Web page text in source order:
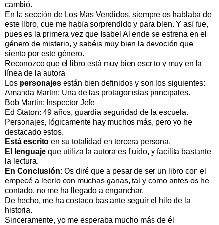
cambió.
En la sección de Los Más Vendidos, siempre os hablaba de
este libro, que me había sorprendido y para bien. Y así fue,
pues es la primera vez que Isabel Allende se estrena en el
género de misterio, y sabéis muy bien la devoción que
siento por este género.
Reconozco que el libro está muy bien escrito y muy en la
línea de la autora.
Los personajes están bien definidos y son los siguientes:
Amanda Martin: Una de las protagonistas principales.
Bob Martin: Inspector Jefe
Ed Staton: 49 años, guardia seguridad de la escuela.
Personajes, lógicamente hay muchos más, pero yo he
destacado estos.
Está escrito en su totalidad en tercera persona.
El lenguaje que utiliza la autora es fluido, y facilita bastante
la lectura.
En Conclusión: Os diré que a pesar de ser un libro con el
empecé a leerlo con muchas ganas, tal y como antes os he
contado, no me ha llegado a enganchar.
De hecho, me ha costado bastante seguir el hilo de la
historia.
Sinceramente, yo me esperaba mucho más de él.